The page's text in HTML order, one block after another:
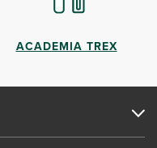
ACADEMIA TREX